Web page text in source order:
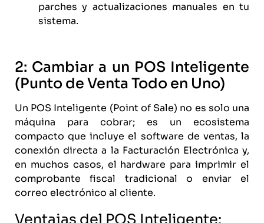
parches y actualizaciones manuales en tu
sistema.
2: Cambiar a un POS Inteligente
(Punto de Venta Todo en Uno)
Un POS Inteligente (Point of Sale) no es solo una
máquina para cobrar; es un ecosistema
compacto que incluye el software de ventas, la
conexión directa a la Facturación Electrónica y,
en muchos casos, el hardware para imprimir el
comprobante fiscal tradicional o enviar el
correo electrónico al cliente.
Ventajas del POS Inteligente: